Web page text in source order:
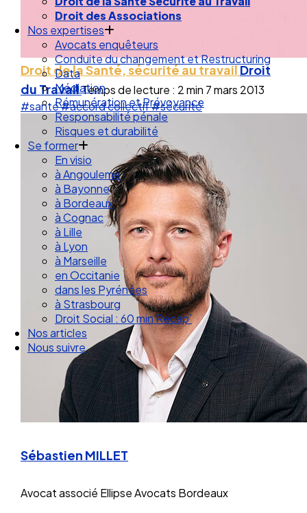
Nos expertises
Avocats enquêteurs
Conduite du changement et Restructuring
Data
Médiation
Rémunération et Prévoyance
Responsabilité pénale
Risques et durabilité
Se former
En visio
à Angouleme
à Bayonne
à Bordeaux
à Cognac
à Lille
à Lyon
à Marseille
en Occitanie
dans les Pyrénées
à Strasbourg
Droit Social : 60 min Recap’
Nos articles
Nous suivre
Droit de la Santé, sécurité au travailDroit
du TravailTemps de lecture : 2 min 7 mars 2013
#santé#accord collectif#sécurité
Sébastien MILLET
Avocat associé Ellipse Avocats Bordeaux